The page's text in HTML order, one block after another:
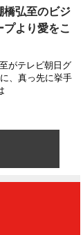
橋弘至のビジ
より愛をこ
がテレビ朝日グ
、真っ先に挙手